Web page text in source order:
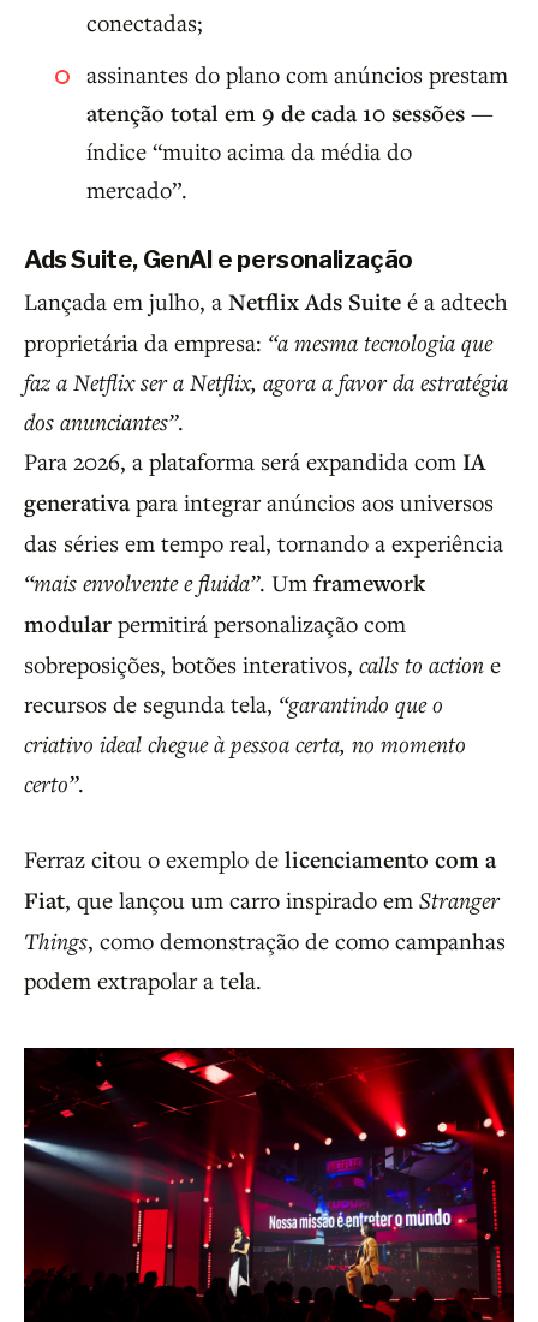
conectadas;
assinantes do plano com anúncios prestam
atenção total em 9 de cada 10 sessões —
índice “muito acima da média do
mercado”.
Ads Suite, GenAI e personalização
Lançada em julho, a Netflix Ads Suite é a adtech
proprietária da empresa: “a mesma tecnologia que
faz a Netflix ser a Netflix, agora a favor da estratégia
dos anunciantes”.
Para 2026, a plataforma será expandida com IA
generativapara integrar anúncios aos universos
das séries em tempo real, tornando a experiência
“mais envolvente e fluida”. Um framework
modular permitirá personalização com
sobreposições, botões interativos, calls to action e
recursos de segunda tela, “garantindo que o
criativo ideal chegue à pessoa certa, no momento
certo”.
Ferraz citou o exemplo de licenciamento com a
Fiat, que lançou um carro inspirado em Stranger
Things, como demonstração de como campanhas
podem extrapolar a tela.